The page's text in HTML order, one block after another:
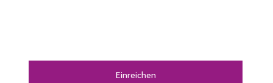
Einreichen